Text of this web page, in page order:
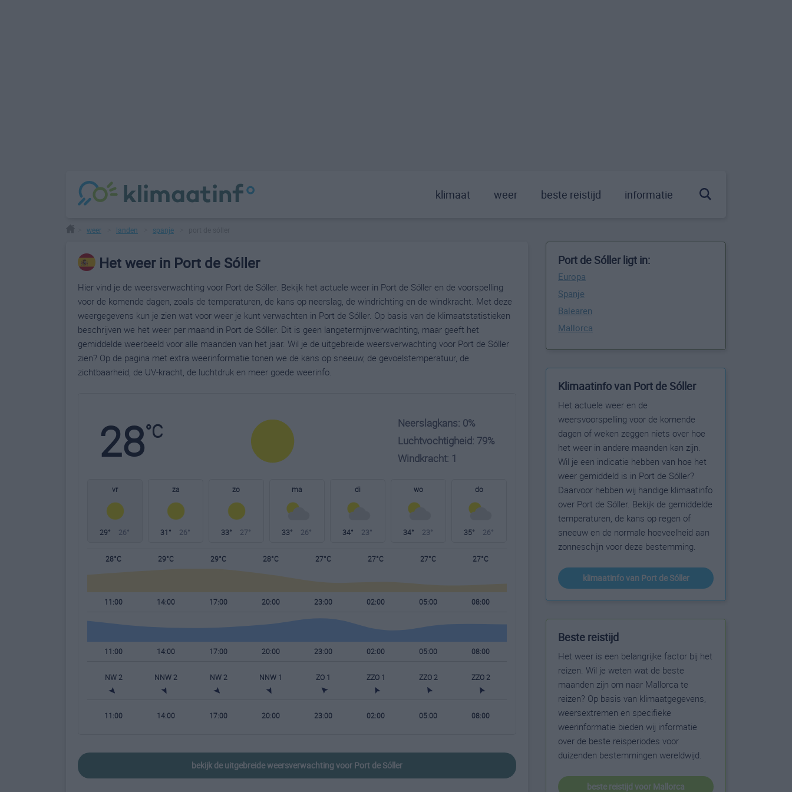
klimaat weer beste reistijd informatie
weer landen spanje
Het weer in Port de Sóller
Hier vind je de weersverwachting voor Port de Sóller. Bekijk het actuele weer in Port de Sóller en de voorspelling
voor de komende dagen, zoals de temperaturen, de kans op neerslag, de windrichting en de windkracht. Met deze
weergegevens kun je zien wat voor weer je kunt verwachten in Port de Sóller. Op basis van de klimaatstatistieken
beschrijven we het weer per maand in Port de Sóller. Dit is geen langetermijnverwachting, maar geeft het
gemiddelde weerbeeld voor alle maanden van het jaar. Wil je de uitgebreide weersverwachting voor Port de Sóller
zien? Op de pagina met extra weerinformatie tonen we de kans op sneeuw, de gevoelstemperatuur, de
zichtbaarheid, de UV-kracht, de luchtdruk en meer goede weerinfo.
28°C
Neerslagkans: 0%
Luchtvochtigheid: 79%
Windkracht: 1
vr
29° 26°
za
31° 26°
zo
33° 27°
ma
33° 26°
di
34° 23°
wo
34° 23°
do
35° 26°
28°C 29°C 29°C 28°C 27°C 27°C 27°C 27°C
11:00 14:00 17:00 20:00 23:00 02:00 05:00 08:00
11:00 14:00 17:00 20:00 23:00 02:00 05:00 08:00
NW 2 NNW 2 NW 2 NNW 1 ZO 1 ZZO 1 ZZO 2 ZZO 2
11:00 14:00 17:00 20:00 23:00 02:00 05:00 08:00
bekijk de uitgebreide weersverwachting voor Port de Sóller
Port de Sóller ligt in:
Europa
Spanje
Balearen
Mallorca
Klimaatinfo van Port de Sóller
Het actuele weer en de
weersvoorspelling voor de komende
dagen of weken zeggen niets over hoe
het weer in andere maanden kan zijn.
Wil je een indicatie hebben van hoe het
weer gemiddeld is in Port de Sóller?
Daarvoor hebben wij handige klimaatinfo
over Port de Sóller. Bekijk de gemiddelde
temperaturen, de kans op regen of
sneeuw en de normale hoeveelheid aan
zonneschijn voor deze bestemming.
klimaatinfo van Port de Sóller
Beste reistijd
Het weer is een belangrijke factor bij het
reizen. Wil je weten wat de beste
maanden zijn om naar Mallorca te
reizen? Op basis van klimaatgegevens,
weersextremen en specifieke
weerinformatie bieden wij informatie
over de beste reisperiodes voor
duizenden bestemmingen wereldwijd.
beste reistijd voor Mallorca